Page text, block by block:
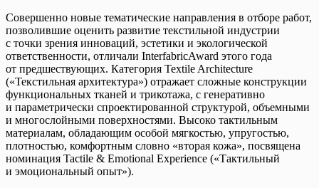
Совершенно новые тематические направления в отборе работ,
позволившие оценить развитие текстильной индустрии
с точки зрения инноваций, эстетики и экологической
ответственности, отличали InterfabricAward этого года
от предшествующих. Категория Textile Architecture
(«Текстильная архитектура») отражает сложные конструкции
функциональных тканей и трикотажа, с генеративно
и параметрически спроектированной структурой, объемными
и многослойными поверхностями. Высоко тактильным
материалам, обладающим особой мягкостью, упругостью,
плотностью, комфортным словно «вторая кожа», посвящена
номинация Tactile & Emotional Experience («Тактильный
и эмоциональный опыт»).